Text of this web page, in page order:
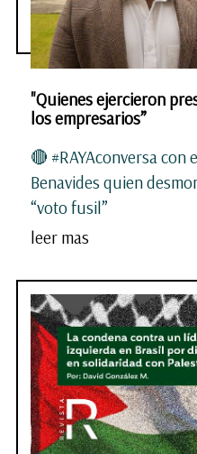
"Quienes ejercieron
los empresarios”
🔴 #RAYAconversa con
Benavides quien
“voto fusil”
leer mas